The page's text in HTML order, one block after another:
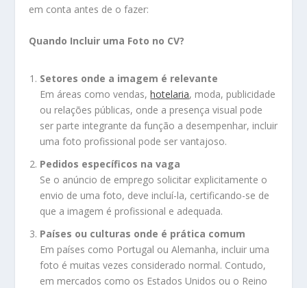
em conta antes de o fazer:
Quando Incluir uma Foto no CV?
Setores onde a imagem é relevante
Em áreas como vendas,hotelaria, moda, publicidade
ou relações públicas, onde a presença visual pode
ser parte integrante da função a desempenhar, incluir
uma foto profissional pode ser vantajoso.
Pedidos específicos na vaga
Se o anúncio de emprego solicitar explicitamente o
envio de uma foto, deve incluí-la, certificando-se de
que a imagem é profissional e adequada.
Países ou culturas onde é prática comum
Em países como Portugal ou Alemanha, incluir uma
foto é muitas vezes considerado normal. Contudo,
em mercados como os Estados Unidos ou o Reino